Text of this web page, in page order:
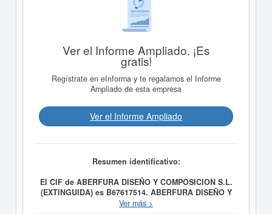
Ver el Informe Ampliado. ¡Es
gratis!
Regístrate en eInforma y te regalamos el Informe
Ampliado de esta empresa
Ver el Informe Ampliado
Resumen identificativo:
El CIF de ABERFURA DISEÑO Y COMPOSICION S.L.
(EXTINGUIDA) es B67617514. ABERFURA DISEÑO Y
COMPOSICION S.L. (EXTINGUIDA)
Ver más >